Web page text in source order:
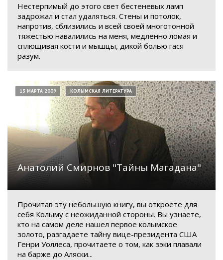
Нестерпимый до этого свет бестеневых ламп
задрожал и стал удаляться. Стены и потолок,
напротив, сблизились и всей своей многотонной
тяжестью навалились на меня, медленно ломая и
сплющивая кости и мышцы, дикой болью гася
разум.
Анатолий Смирнов "Тайны Магадана"
13 МАРТА 2009 КОЛЫМСКАЯ ЛИТЕРАТУРА
Прочитав эту небольшую книгу, вы откроете для
себя Колыму с неожиданной стороны. Вы узнаете,
кто на самом деле нашел первое колымское
золото, разгадаете тайну вице-президента США
Генри Уоллеса, прочитаете о том, как зэки плавали
на барже до Аляски...